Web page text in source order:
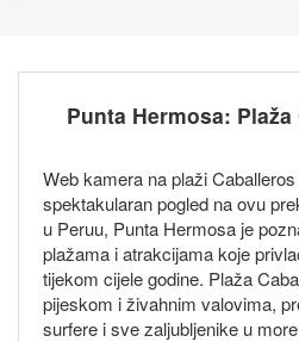
Punta Hermosa:
Web kamera na plaži
spektakularan pogled na ovu
u Peruu, Punta Hermosa je
plažama i atrakcijama koje
tijekom cijele godine. Plaža
pijeskom i živahnim valovima,
surfere i sve zaljubljenike u